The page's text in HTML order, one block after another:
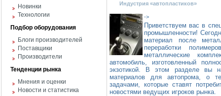
Новинки
Технологии
Подбор оборудования
Блоги производителей
Поставщики
Производители
Тенденции рынка
Мнения и оценки
Новости и статистика
Индустрия «автопластиков»
->
Приветствуем вас в
промышленности!
материал после
переработки
металлические
автомобиль, изготовленный
экзотикой. В этом разделе вы
материалов для автопрома, о
задачами, которые ставят
новостями ведущих игроков рынка.